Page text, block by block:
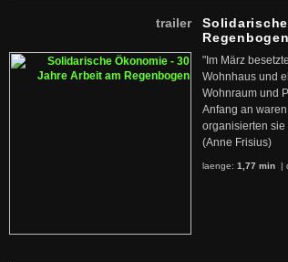
trailer
Regenbogen
"Im März
Wohnhaus und
Wohnraum und
Anfang an
organisierten sie
(Anne Frisius)
laenge: 1,77 min |